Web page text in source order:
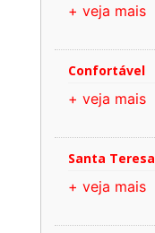
+ veja mais
Confortável
+ veja mais
Santa
+ veja mais